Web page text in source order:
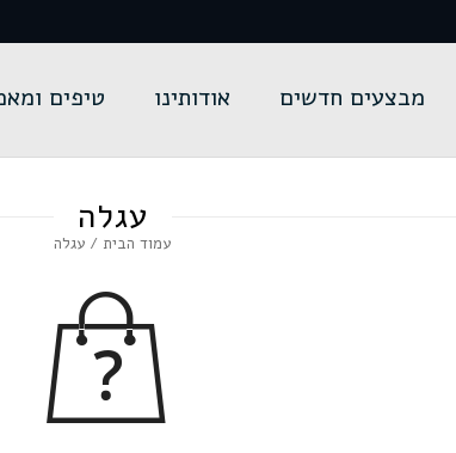
מבצעים חדשים אודותינו טיפים
עגלה
עמוד הבית / עגלה